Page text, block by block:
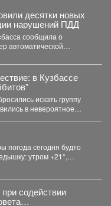
десятки новых
нарушений ПДД
сообщила о
автоматической
в Кузбассе
искать группу
в невероятное
погода сегодня будто
утром +21°,
содействии